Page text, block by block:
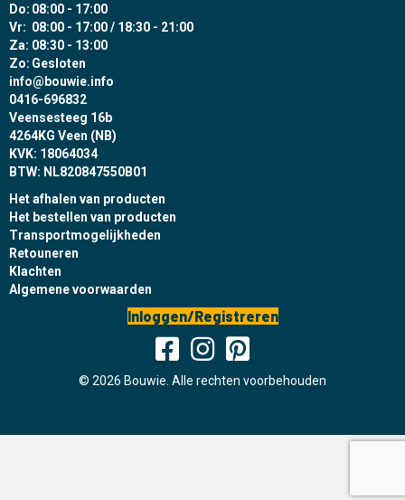
Do: 08:00 - 17:00
Vr: 08:00 - 17:00 / 18:30 - 21:00
Za: 08:30 - 13:00
Zo: Gesloten
info@bouwie.info
0416-696832
Veensesteeg 16b
4264KG Veen (NB)
KVK: 18064034
BTW: NL820847550B01
Het afhalen van producten
Het bestellen van producten
Transportmogelijkheden
Retouneren
Klachten
Algemene voorwaarden
Inloggen/Registreren
© 2026 Bouwie. Alle rechten voorbehouden